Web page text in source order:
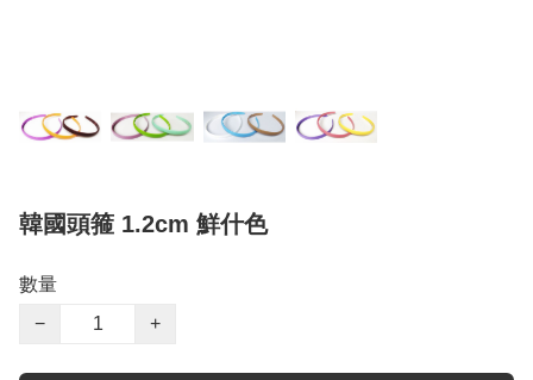
韓國頭箍 1.2cm 鮮什色
數量
−
+